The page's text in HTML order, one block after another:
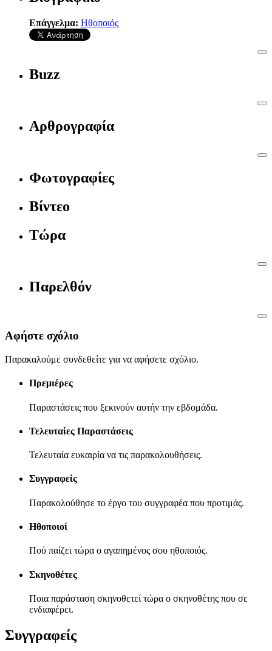
Επάγγελμα: Ηθοποιός
Buzz
Αρθρογραφία
Φωτογραφίες
Βίντεο
Τώρα
Παρελθόν
Αφήστε σχόλιο
Παρακαλούμε συνδεθείτε για να αφήσετε σχόλιο.
Πρεμιέρες
Παραστάσεις που ξεκινούν αυτήν την εβδομάδα.
Τελευταίες Παραστάσεις
Τελευταία ευκαιρία να τις παρακολουθήσεις.
Συγγραφείς
Παρακολούθησε το έργο του συγγραφέα που προτιμάς.
Ηθοποιοί
Πού παίζει τώρα ο αγαπημένος σου ηθοποιός.
Σκηνοθέτες
Ποια παράσταση σκηνοθετεί τώρα ο σκηνοθέτης που σε
ενδιαφέρει.
Συγγραφείς